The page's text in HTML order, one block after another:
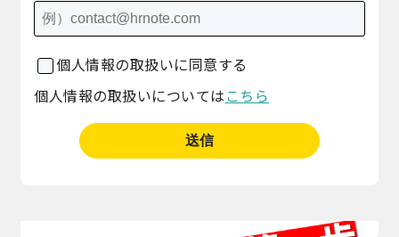
個人情報の取扱いに同意する
個人情報の取扱いについては こちら